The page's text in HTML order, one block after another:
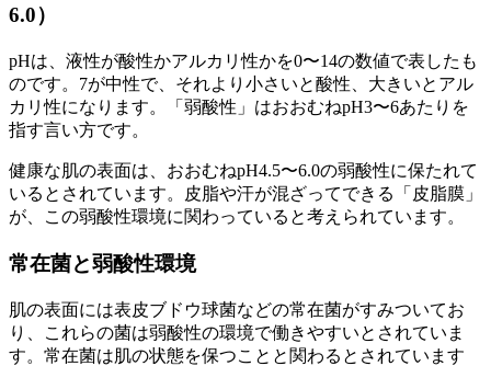
6.0）
pHは、液性が酸性かアルカリ性かを0〜14の数値で表したも
のです。7が中性で、それより小さいと酸性、大きいとアル
カリ性になります。「弱酸性」はおおむねpH3〜6あたりを
指す言い方です。
健康な肌の表面は、おおむねpH4.5〜6.0の弱酸性に保たれて
いるとされています。皮脂や汗が混ざってできる「皮脂膜」
が、この弱酸性環境に関わっていると考えられています。
常在菌と弱酸性環境
肌の表面には表皮ブドウ球菌などの常在菌がすみついてお
り、これらの菌は弱酸性の環境で働きやすいとされていま
す。常在菌は肌の状態を保つことと関わるとされています